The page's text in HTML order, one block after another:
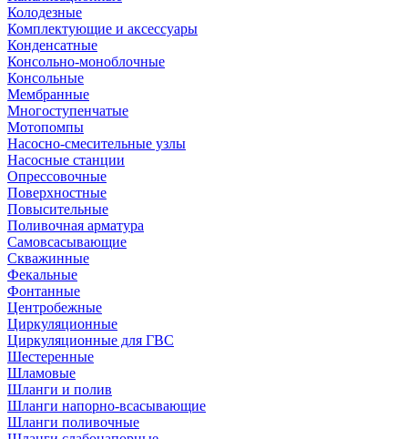
Колодезные
Комплектующие и аксессуары
Конденсатные
Консольно-моноблочные
Консольные
Мембранные
Многоступенчатые
Мотопомпы
Насосно-смесительные узлы
Насосные станции
Опрессовочные
Поверхностные
Повысительные
Поливочная арматура
Самовсасывающие
Скважинные
Фекальные
Фонтанные
Центробежные
Циркуляционные
Циркуляционные для ГВС
Шестеренные
Шламовые
Шланги и полив
Шланги напорно-всасывающие
Шланги поливочные